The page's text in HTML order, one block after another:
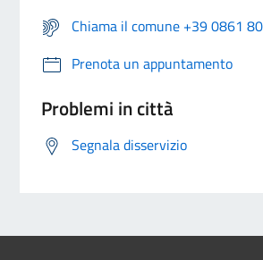
Chiama il comune +39 0861
Prenota un appuntamento
Problemi in città
Segnala disservizio